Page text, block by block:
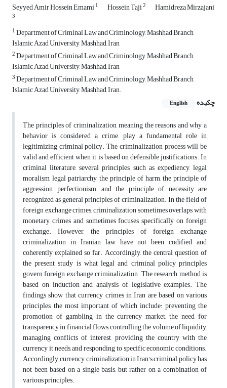
Seyyed Amir Hossein Emami1 Hossein Taji2 Hamidreza Mirzajani
3
1Department of Criminal Law and Criminology, Mashhad Branch,
Islamic Azad University, Mashhad, Iran
2Department of Criminal Law and Criminology, Mashhad Branch,
Islamic Azad University, Mashhad, Iran
3Department of Criminal Law and Criminology, Mashhad Branch,
Islamic Azad University, Mashhad, Iran.
چکیده
English
The principles of criminalization, meaning the reasons and why a
behavior is considered a crime, play a fundamental role in
legitimizing criminal policy. The criminalization process will be
valid and efficient when it is based on defensible justifications. In
criminal literature, several principles such as expediency, legal
moralism, legal patriarchy, the principle of harm, the principle of
aggression, perfectionism, and the principle of necessity are
recognized as general principles of criminalization. In the field of
foreign exchange crimes, criminalization sometimes overlaps with
monetary crimes and sometimes focuses specifically on foreign
exchange. However, the principles of foreign exchange
criminalization in Iranian law have not been codified and
coherently explained so far. Accordingly, the central question of
the present study is what legal and criminal policy principles
govern foreign exchange criminalization. The research method is
based on induction and analysis of legislative examples. The
findings show that currency crimes in Iran are based on various
principles, the most important of which include: preventing the
promotion of gambling in the currency market, the need for
transparency in financial flows, controlling the volume of liquidity,
managing conflicts of interest, providing the country with the
currency it needs, and responding to specific economic conditions.
Accordingly, currency criminalization in Iran's criminal policy has
not been based on a single basis, but rather on a combination of
various principles.